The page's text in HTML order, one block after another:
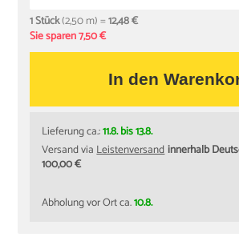
1 Stück(2,50 m) =12,48 €
Sie sparen 7,50 €
In den
Lieferung ca.:11.8. bis 13.8.
Versand viaLeistenversandinnerhalb
100,00 €
Abholung vor Ort ca.10.8.